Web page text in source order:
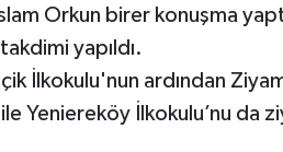
Orkun birer konuşma
yapıldı.
İlkokulu'nun ardından
Yeniereköy İlkokulu’nu da